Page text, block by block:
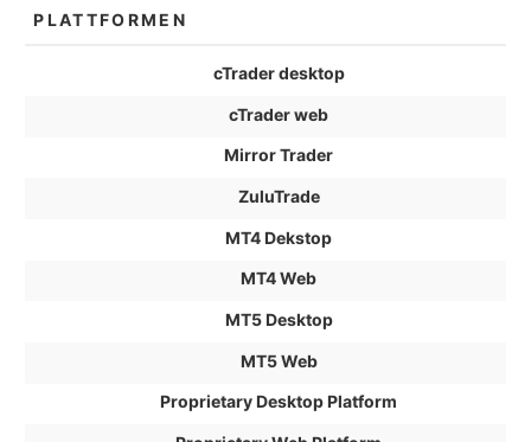
PLATTFORMEN
cTrader desktop
cTrader web
Mirror Trader
ZuluTrade
MT4 Dekstop
MT4 Web
MT5 Desktop
MT5 Web
Proprietary Desktop Platform